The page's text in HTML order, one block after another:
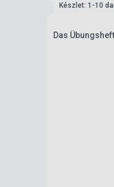
Készlet: 1-10
Das